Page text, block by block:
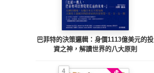
巴菲特的決策邏輯：身價1113億美元的投
資之神，解讀世界的八大原則
4